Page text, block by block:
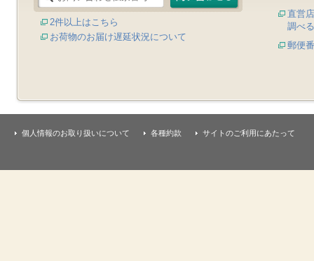
2件以上はこちら
お荷物のお届け遅延状況について
直営
調べる
郵便
個人情報のお取り扱いについて 各種約款 サイトのご利用にあたって